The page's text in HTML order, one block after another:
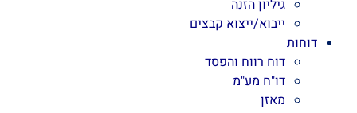
גיליון הזנה
ייבוא/ייצוא קבצים
דוחות
דוח רווח והפסד
דו"ח מע"מ
מאזן